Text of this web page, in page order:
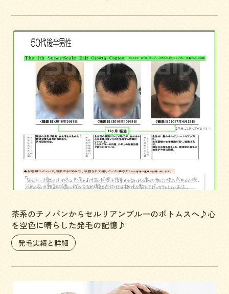
茶系のチノパンからセルリアンブルーのボトムスへ♪心
を空色に晴らした発毛の記憶♪
発毛実績と詳細